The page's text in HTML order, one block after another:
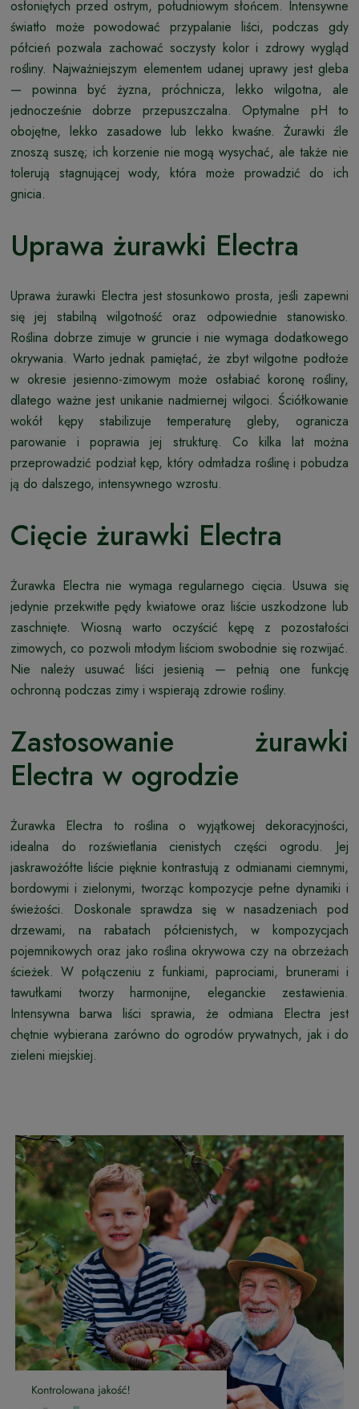
osłoniętych przed ostrym, południowym słońcem. Intensywne
światło może powodować przypalanie liści, podczas gdy
półcień pozwala zachować soczysty kolor i zdrowy wygląd
rośliny. Najważniejszym elementem udanej uprawy jest gleba
— powinna być żyzna, próchnicza, lekko wilgotna, ale
jednocześnie dobrze przepuszczalna. Optymalne pH to
obojętne, lekko zasadowe lub lekko kwaśne. Żurawki źle
znoszą suszę; ich korzenie nie mogą wysychać, ale także nie
tolerują stagnującej wody, która może prowadzić do ich
gnicia.
Uprawa żurawki Electra
Uprawa żurawki Electra jest stosunkowo prosta, jeśli zapewni
się jej stabilną wilgotność oraz odpowiednie stanowisko.
Roślina dobrze zimuje w gruncie i nie wymaga dodatkowego
okrywania. Warto jednak pamiętać, że zbyt wilgotne podłoże
w okresie jesienno-zimowym może osłabiać koronę rośliny,
dlatego ważne jest unikanie nadmiernej wilgoci. Ściółkowanie
wokół kępy stabilizuje temperaturę gleby, ogranicza
parowanie i poprawia jej strukturę. Co kilka lat można
przeprowadzić podział kęp, który odmładza roślinę i pobudza
ją do dalszego, intensywnego wzrostu.
Cięcie żurawki Electra
Żurawka Electra nie wymaga regularnego cięcia. Usuwa się
jedynie przekwitłe pędy kwiatowe oraz liście uszkodzone lub
zaschnięte. Wiosną warto oczyścić kępę z pozostałości
zimowych, co pozwoli młodym liściom swobodnie się rozwijać.
Nie należy usuwać liści jesienią — pełnią one funkcję
ochronną podczas zimy i wspierają zdrowie rośliny.
Zastosowanie żurawki
Electra w ogrodzie
Żurawka Electra to roślina o wyjątkowej dekoracyjności,
idealna do rozświetlania cienistych części ogrodu. Jej
jaskrawożółte liście pięknie kontrastują z odmianami ciemnymi,
bordowymi i zielonymi, tworząc kompozycje pełne dynamiki i
świeżości. Doskonale sprawdza się w nasadzeniach pod
drzewami, na rabatach półcienistych, w kompozycjach
pojemnikowych oraz jako roślina okrywowa czy na obrzeżach
ścieżek. W połączeniu z funkiami, paprociami, brunerami i
tawułkami tworzy harmonijne, eleganckie zestawienia.
Intensywna barwa liści sprawia, że odmiana Electra jest
chętnie wybierana zarówno do ogrodów prywatnych, jak i do
zieleni miejskiej.